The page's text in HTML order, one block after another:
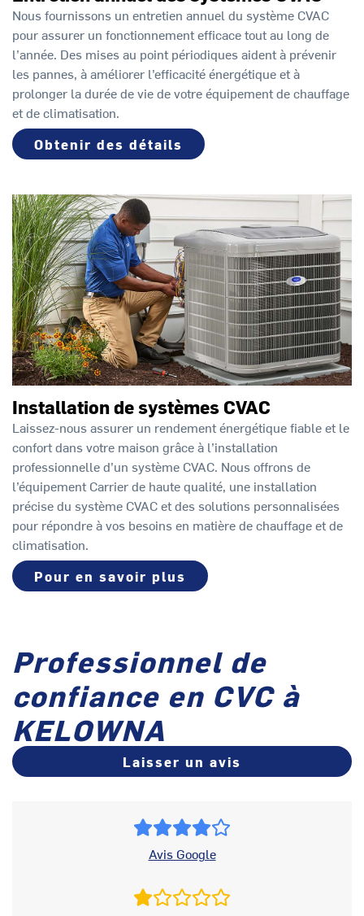
Nous fournissons un entretien annuel du système CVAC
pour assurer un fonctionnement efficace tout au long de
l’année. Des mises au point périodiques aident à prévenir
les pannes, à améliorer l’efficacité énergétique et à
prolonger la durée de vie de votre équipement de chauffage
et de climatisation.
Obtenir des détails
Installation de systèmes CVAC
Laissez-nous assurer un rendement énergétique fiable et le
confort dans votre maison grâce à l’installation
professionnelle d’un système CVAC. Nous offrons de
l’équipement Carrier de haute qualité, une installation
précise du système CVAC et des solutions personnalisées
pour répondre à vos besoins en matière de chauffage et de
climatisation.
Pour en savoir plus
Professionnel de
confiance en CVC à
KELOWNA
Laisser un avis
Avis Google